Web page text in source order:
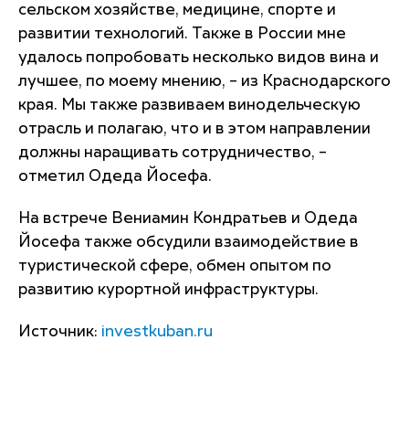
сельском хозяйстве, медицине, спорте и
развитии технологий. Также в России мне
удалось попробовать несколько видов вина и
лучшее, по моему мнению, – из Краснодарского
края. Мы также развиваем винодельческую
отрасль и полагаю, что и в этом направлении
должны наращивать сотрудничество, –
отметил Одеда Йосефа.
На встрече Вениамин Кондратьев и Одеда
Йосефа также обсудили взаимодействие в
туристической сфере, обмен опытом по
развитию курортной инфраструктуры.
Источник: investkuban.ru